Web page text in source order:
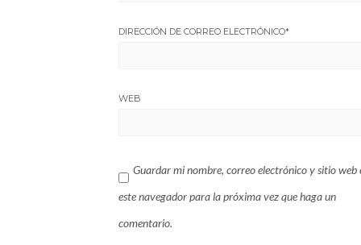
DIRECCIÓN DE CORREO ELECTRÓNICO*
WEB
Guardar mi nombre, correo electrónico y sitio web
este navegador para la próxima vez que haga un
comentario.